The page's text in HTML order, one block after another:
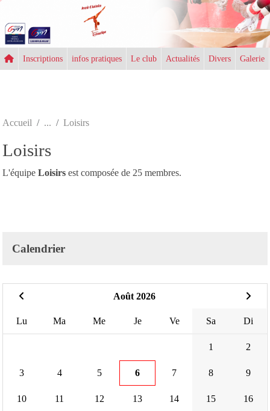
Inscriptions infos pratiques Le club Actualités Divers Galerie
Accueil Loisirs
Loisirs
L'équipe Loisirs est composée de 25 membres.
Calendrier
Août 2026
Lu Ma Me Je Ve Sa Di
1 2
3 4 5 6 7 8 9
10 11 12 13 14 15 16
Panneau de gestion des cookies